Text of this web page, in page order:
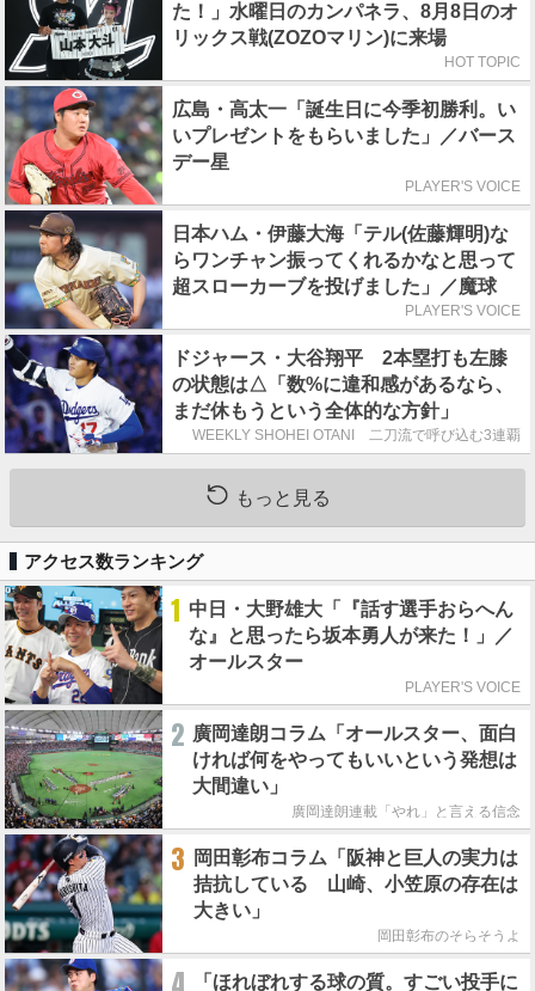
た！」水曜日のカンパネラ、8月8日のオ
リックス戦(ZOZOマリン)に来場
HOT TOPIC
広島・高太一「誕生日に今季初勝利。い
いプレゼントをもらいました」／バース
デー星
PLAYER'S VOICE
日本ハム・伊藤大海「テル(佐藤輝明)な
らワンチャン振ってくれるかなと思って
超スローカーブを投げました」／魔球
PLAYER'S VOICE
ドジャース・大谷翔平 2本塁打も左膝
の状態は△「数%に違和感があるなら、
まだ休もうという全体的な方針」
WEEKLY SHOHEI OTANI 二刀流で呼び込む3連覇
もっと見る
アクセス数ランキング
1 中日・大野雄大「『話す選手おらへん
な』と思ったら坂本勇人が来た！」／
オールスター
PLAYER'S VOICE
2 廣岡達朗コラム「オールスター、面白
ければ何をやってもいいという発想は
大間違い」
廣岡達朗連載「やれ」と言える信念
3
岡田彰布コラム「阪神と巨人の実力は
拮抗している 山崎、小笠原の存在は
大きい」
岡田彰布のそらそうよ
「ほれぼれする球の質。すごい投手に